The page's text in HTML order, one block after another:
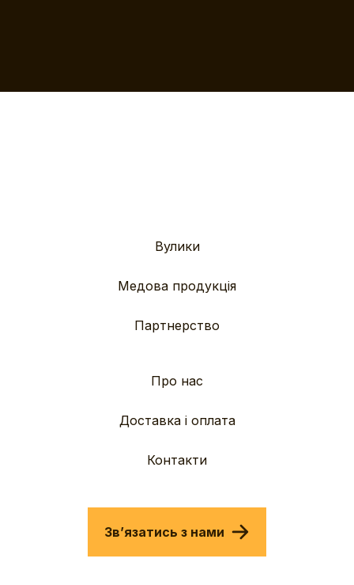
Вулики
Медова продукція
Партнерство
Про нас
Доставка і оплата
Контакти
Звʼязатись з нами